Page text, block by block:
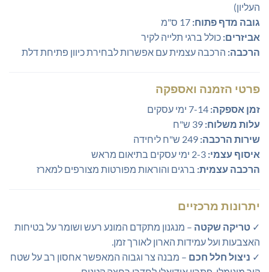
העליון)
גובה מדף פתוח:
אביזרים: כולל ברגי תלייה לקיר
הרכבה: הרכבה עצמית עם אפשרות לבחירת כיוון פתיחת דלת
פרטי הזמנה ואספקה
זמן אספקה:
עלות משלוח:
שירות הרכבה:
איסוף עצמי:
הרכבה עצמית: ברגים והוראות מפורטות מצורפים למארז
יתרונות מרכזיים
✓ טריקה שקטה – מנגנון מתקדם המונע רעש ושומר על בטיחות
האצבעות ועל עמידות הארון לאורך זמן.
✓ ניצול חלל חכם – מבנה צר וגבוה המאפשר אחסון רב על שטח